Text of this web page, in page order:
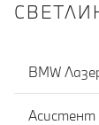
BMW
Асистент